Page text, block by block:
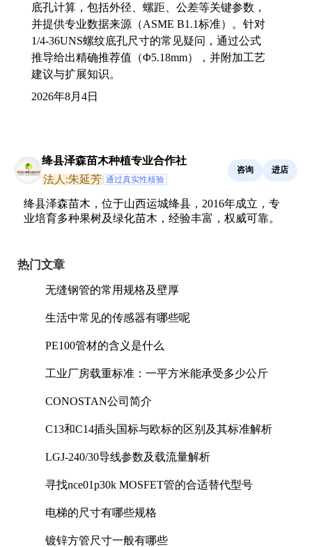
底孔计算，包括外径、螺距、公差等关键参数，
并提供专业数据来源（ASME B1.1标准）。针对
1/4-36UNS螺纹底孔尺寸的常见疑问，通过公式
推导给出精确推荐值（Φ5.18mm），并附加工艺
建议与扩展知识。
2026年8月4日
绛县泽森苗木种植专业合作社
法人:朱延芳 通过真实性核验
咨询 进店
绛县泽森苗木，位于山西运城绛县，2016年成立，专
业培育多种果树及绿化苗木，经验丰富，权威可靠。
热门文章
无缝钢管的常用规格及壁厚
生活中常见的传感器有哪些呢
PE100管材的含义是什么
工业厂房载重标准：一平方米能承受多少公斤
CONOSTAN公司简介
C13和C14插头国标与欧标的区别及其标准解析
LGJ-240/30导线参数及载流量解析
寻找nce01p30k MOSFET管的合适替代型号
电梯的尺寸有哪些规格
镀锌方管尺寸一般有哪些